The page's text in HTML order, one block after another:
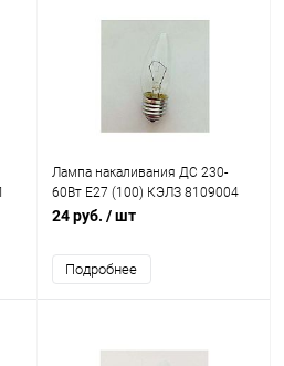
Лампа накаливания ДС 230-
60Вт E27 (100) КЭЛЗ 8109004
24 руб. / шт
Подробнее